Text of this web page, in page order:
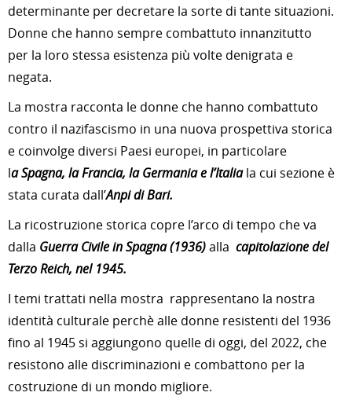
determinante per decretare la sorte di tante situazioni.
Donne che hanno sempre combattuto innanzitutto
per la loro stessa esistenza più volte denigrata e
negata.
La mostra racconta le donne che hanno combattuto
contro il nazifascismo in una nuova prospettiva storica
e coinvolge diversi Paesi europei, in particolare
la Spagna, la Francia, la Germania e l’Italiala cui sezione è
stata curata dall’Anpi di Bari.
La ricostruzione storica copre l’arco di tempo che va
dalla Guerra Civile in Spagna (1936)alla capitolazione del
Terzo Reich, nel 1945.
I temi trattati nella mostra rappresentano la nostra
identità culturale perchè alle donne resistenti del 1936
fino al 1945 si aggiungono quelle di oggi, del 2022, che
resistono alle discriminazioni e combattono per la
costruzione di un mondo migliore.